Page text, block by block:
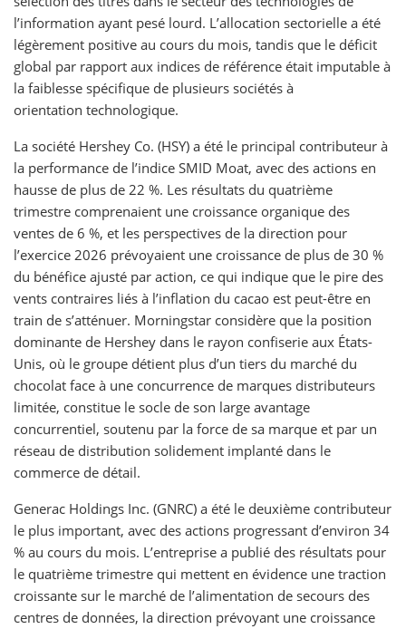
l’information ayant pesé lourd. L’allocation sectorielle a été
légèrement positive au cours du mois, tandis que le déficit
global par rapport aux indices de référence était imputable à
la faiblesse spécifique de plusieurs sociétés à
orientation technologique.
La société Hershey Co. (HSY) a été le principal contributeur à
la performance de l’indice SMID Moat, avec des actions en
hausse de plus de 22 %. Les résultats du quatrième
trimestre comprenaient une croissance organique des
ventes de 6 %, et les perspectives de la direction pour
l’exercice 2026 prévoyaient une croissance de plus de 30 %
du bénéfice ajusté par action, ce qui indique que le pire des
vents contraires liés à l’inflation du cacao est peut-être en
train de s’atténuer. Morningstar considère que la position
dominante de Hershey dans le rayon confiserie aux États-
Unis, où le groupe détient plus d’un tiers du marché du
chocolat face à une concurrence de marques distributeurs
limitée, constitue le socle de son large avantage
concurrentiel, soutenu par la force de sa marque et par un
réseau de distribution solidement implanté dans le
commerce de détail.
Generac Holdings Inc. (GNRC) a été le deuxième contributeur
le plus important, avec des actions progressant d’environ 34
% au cours du mois. L’entreprise a publié des résultats pour
le quatrième trimestre qui mettent en évidence une traction
croissante sur le marché de l’alimentation de secours des
centres de données, la direction prévoyant une croissance